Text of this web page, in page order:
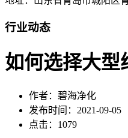
行业动态
如何选择大型
作者：碧海净化
发布时间：2021-09-05
点击：1079